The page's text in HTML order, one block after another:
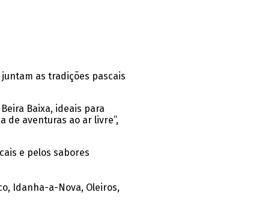
as tradições pascais
Baixa, ideais para
de aventuras ao ar livre”,
e pelos sabores
Idanha-a-Nova, Oleiros,